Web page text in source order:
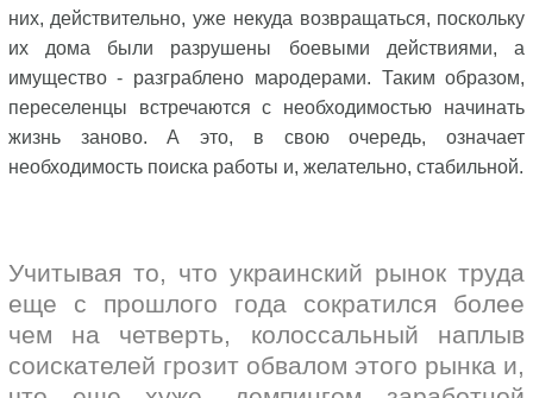
них, действительно, уже некуда возвращаться, поскольку
их дома были разрушены боевыми действиями, а
имущество - разграблено мародерами. Таким образом,
переселенцы встречаются с необходимостью начинать
жизнь заново. А это, в свою очередь, означает
необходимость поиска работы и, желательно, стабильной.
Учитывая то, что украинский рынок труда
еще с прошлого года сократился более
чем на четверть, колоссальный наплыв
соискателей грозит обвалом этого рынка и,